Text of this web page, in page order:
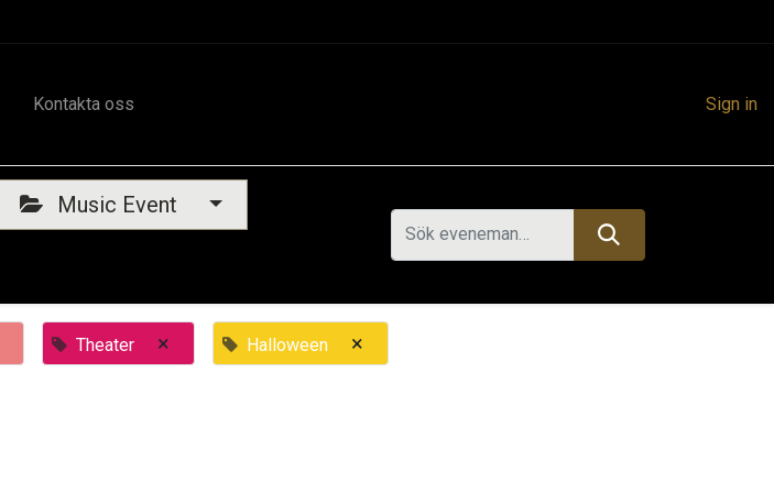
Kontakta oss Sign in
Music Event
Theater × Halloween ×